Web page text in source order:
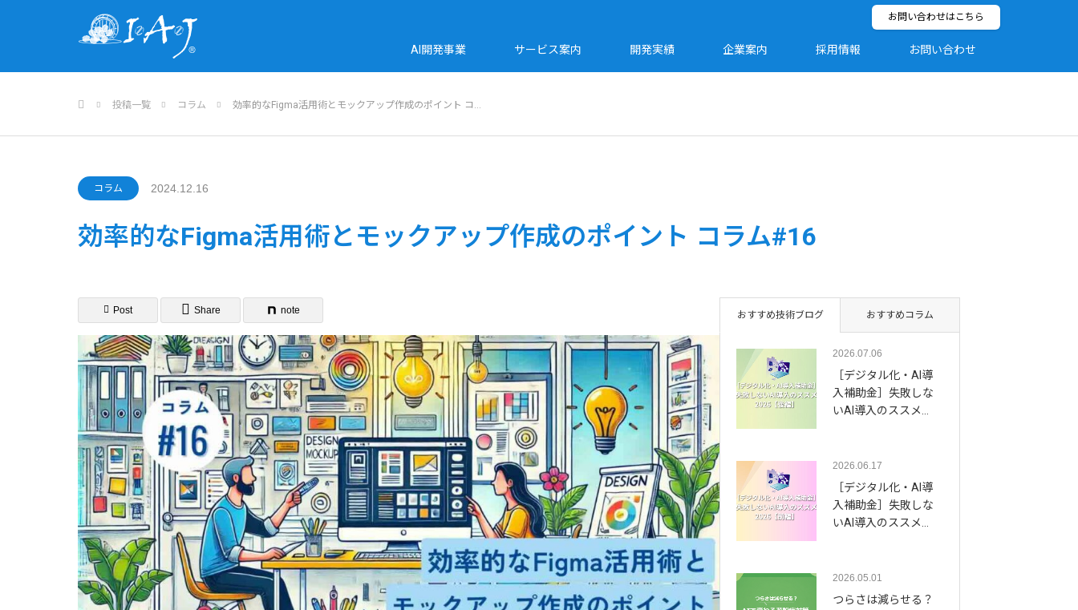
お問い合わせはこちら
AI開発事業 サービス案内 開発実績 企業案内 採用情報 お問い合わせ
投稿一覧 コラム 効率的なFigma活用術とモックアップ作成のポイント コ…
コラム 2024.12.16
効率的なFigma活用術とモックアップ作成のポイント コラム#16
Post Share note おすすめ技術ブログ おすすめコラム
2026.07.06
［デジタル化・AI導
入補助金］失敗しな
いAI導入のススメ…
2026.06.17
［デジタル化・AI導
入補助金］失敗しな
いAI導入のススメ…
2026.05.01
つらさは減らせる？